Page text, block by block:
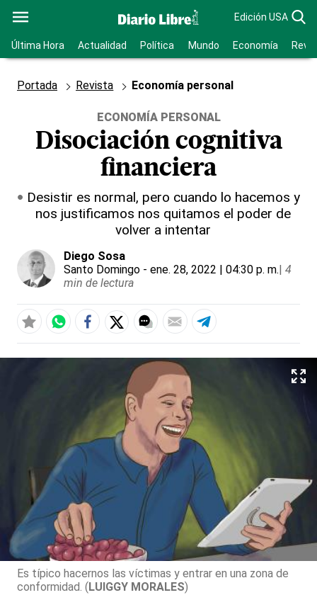
Edición USA
Última Hora Actualidad Política Mundo Economía
Portada Revista Economía personal
ECONOMÍA PERSONAL
Disociación cognitiva
financiera
Desistir es normal, pero cuando lo hacemos y
nos justificamos nos quitamos el poder de
volver a intentar
Diego Sosa
Santo Domingo - ene. 28, 2022 | 04:30 p. m.| 4
min de lectura
Es típico hacernos las víctimas y entrar en una zona de
conformidad. (LUIGGY MORALES)